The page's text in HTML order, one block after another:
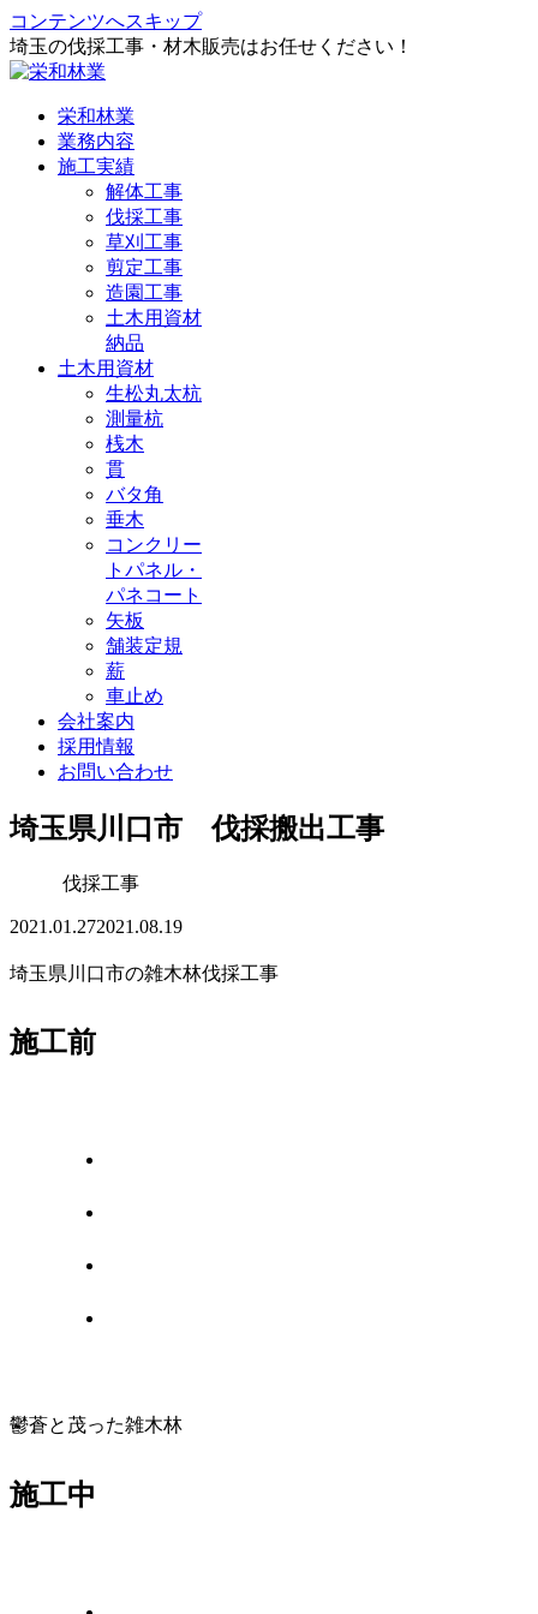
コンテンツへスキップ
埼玉の伐採工事・材木販売はお任せください！
栄和林業
業務内容
施工実績
解体工事
伐採工事
草刈工事
剪定工事
造園工事
土木用資材
納品
土木用資材
生松丸太杭
測量杭
桟木
貫
バタ角
垂木
コンクリー
トパネル・
パネコート
矢板
舗装定規
薪
車止め
会社案内
採用情報
お問い合わせ
埼玉県川口市 伐採搬出工事
伐採工事
2021.01.272021.08.19
埼玉県川口市の雑木林伐採工事
施工前
鬱蒼と茂った雑木林
施工中